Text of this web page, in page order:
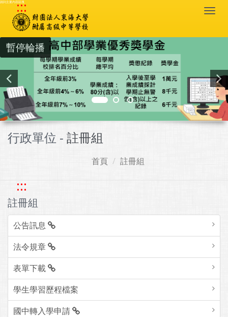
跳到主要內容區塊
:::
暫停輪播
行政單位 - 註冊組
首頁 註冊組
:::
註冊組
公告訊息
法令規章
表單下載
學生學習歷程檔案
國中轉入學申請